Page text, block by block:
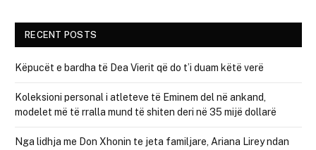
RECENT POSTS
Këpucët e bardha të Dea Vierit që do t’i duam këtë verë
Koleksioni personal i atleteve të Eminem del në ankand,
modelet më të rralla mund të shiten deri në 35 mijë dollarë
Nga lidhja me Don Xhonin te jeta familjare, Ariana Lirey ndan